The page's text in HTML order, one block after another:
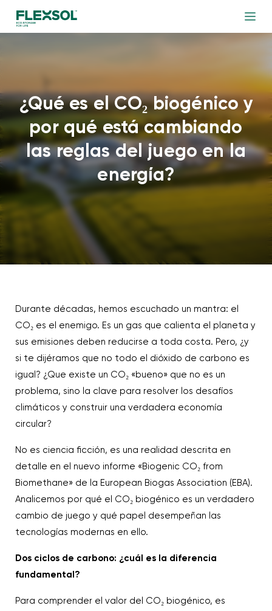
¿Qué es el CO₂ biogénico y
por qué está cambiando
las reglas del juego en la
energía?
Durante décadas, hemos escuchado un mantra: el
CO₂ es el enemigo. Es un gas que calienta el planeta y
sus emisiones deben reducirse a toda costa. Pero, ¿y
si te dijéramos que no todo el dióxido de carbono es
igual? ¿Que existe un CO₂ «bueno» que no es un
problema, sino la clave para resolver los desafíos
climáticos y construir una verdadera economía
circular?
No es ciencia ficción, es una realidad descrita en
detalle en el nuevo informe «Biogenic CO₂ from
Biomethane» de la European Biogas Association (EBA).
Analicemos por qué el CO₂ biogénico es un verdadero
cambio de juego y qué papel desempeñan las
tecnologías modernas en ello.
Dos ciclos de carbono: ¿cuál es la diferencia
fundamental?
Para comprender el valor del CO₂ biogénico, es